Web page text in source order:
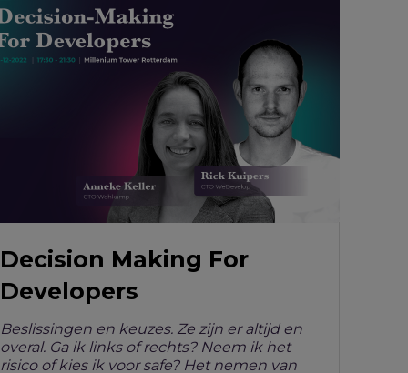
Decision Making For
Developers
Beslissingen en keuzes. Ze zijn er altijd en
overal. Ga ik links of rechts? Neem ik het
risico of kies ik voor safe? Het nemen van